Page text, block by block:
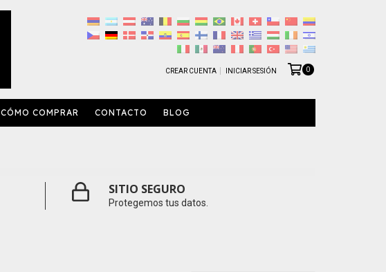
CREAR CUENTA INICIAR SESIÓN 0
CÓMO COMPRAR CONTACTO BLOG
SITIO SEGURO
Protegemos tus datos.